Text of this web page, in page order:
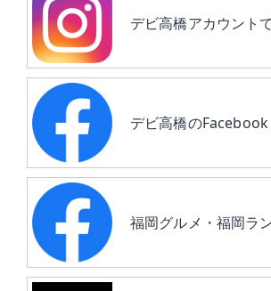
デビ高橋アカウント
デビ高橋のFacebook
福岡グルメ・福岡ラ